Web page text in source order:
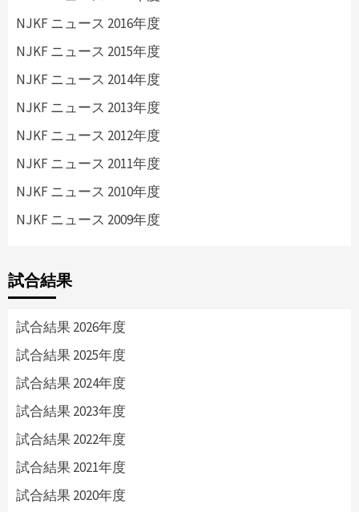
NJKF ニュース 2016年度
NJKF ニュース 2015年度
NJKF ニュース 2014年度
NJKF ニュース 2013年度
NJKF ニュース 2012年度
NJKF ニュース 2011年度
NJKF ニュース 2010年度
NJKF ニュース 2009年度
試合結果
試合結果 2026年度
試合結果 2025年度
試合結果 2024年度
試合結果 2023年度
試合結果 2022年度
試合結果 2021年度
試合結果 2020年度